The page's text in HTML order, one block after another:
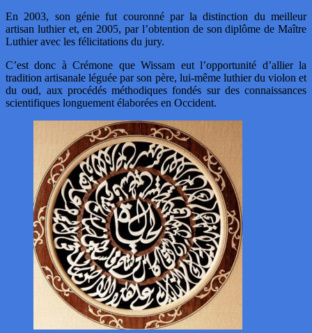
En 2003, son génie fut couronné par la distinction du meilleur
artisan luthier et, en 2005, par l’obtention de son diplôme de Maître
Luthier avec les félicitations du jury.
C’est donc à Crémone que Wissam eut l’opportunité d’allier la
tradition artisanale léguée par son père, lui-même luthier du violon et
du oud, aux procédés méthodiques fondés sur des connaissances
scientifiques longuement élaborées en Occident.